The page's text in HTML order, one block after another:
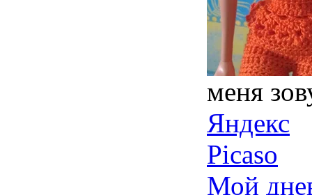
меня
Яндекс
Picaso
Мой